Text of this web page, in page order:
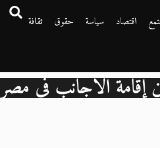
اقتصاد سياسة حقوق
ثقافة
إقامة الأجانب في مصر